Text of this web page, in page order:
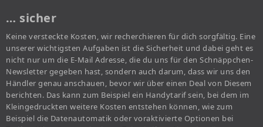
… sicher
Keine versteckte Kosten, wir recherchieren für dich sorgfältig. Eine
unserer wichtigsten Aufgaben ist die Sicherheit und dabei geht es
nicht nur um die E-Mail Adresse, die du uns für den Schnäppchen-
Newsletter gegeben hast, sondern auch darum, dass wir uns den
Händler genau anschauen, bevor wir über einen Deal von Diesem
berichten. Das kann zum Beispiel ein Handytarif sein, bei dem im
Kleingedruckten weitere Kosten entstehen können, wie zum
Beispiel die Datenautomatik oder voraktivierte Optionen bei